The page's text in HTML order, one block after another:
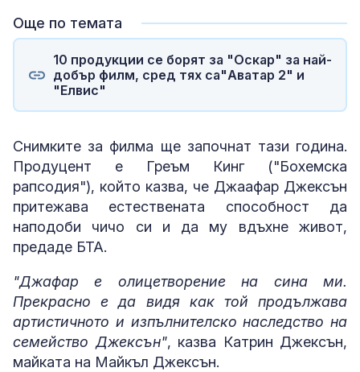
Още по темата
10 продукции се борят за "Оскар" за най-
добър филм, сред тях са"Аватар 2" и
"Елвис"
Снимките за филма ще започнат тази година.
Продуцент е Греъм Кинг ("Бохемска
рапсодия"), който казва, че Джаафар Джексън
притежава естествената способност да
наподоби чичо си и да му вдъхне живот,
предаде БТА.
"Джафар е олицетворение на сина ми.
Прекрасно е да видя как той продължава
артистичното и изпълнителско наследство на
семейство Джексън", казва Катрин Джексън,
майката на Майкъл Джексън.